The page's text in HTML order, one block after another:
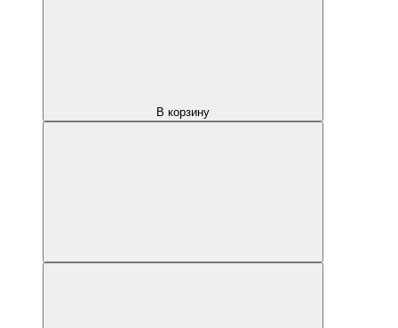
В корзину